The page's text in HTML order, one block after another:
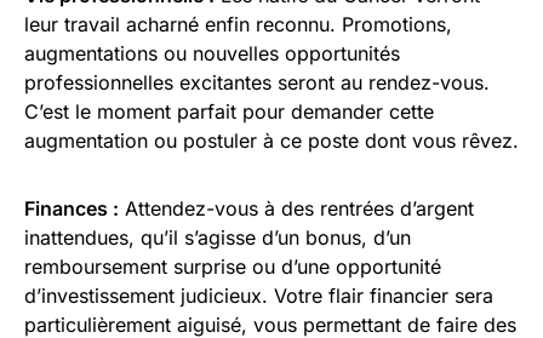
leur travail acharné enfin reconnu. Promotions,
augmentations ou nouvelles opportunités
professionnelles excitantes seront au rendez-vous.
C’est le moment parfait pour demander cette
augmentation ou postuler à ce poste dont vous rêvez.
Finances : Attendez-vous à des rentrées d’argent
inattendues, qu’il s’agisse d’un bonus, d’un
remboursement surprise ou d’une opportunité
d’investissement judicieux. Votre flair financier sera
particulièrement aiguisé, vous permettant de faire des